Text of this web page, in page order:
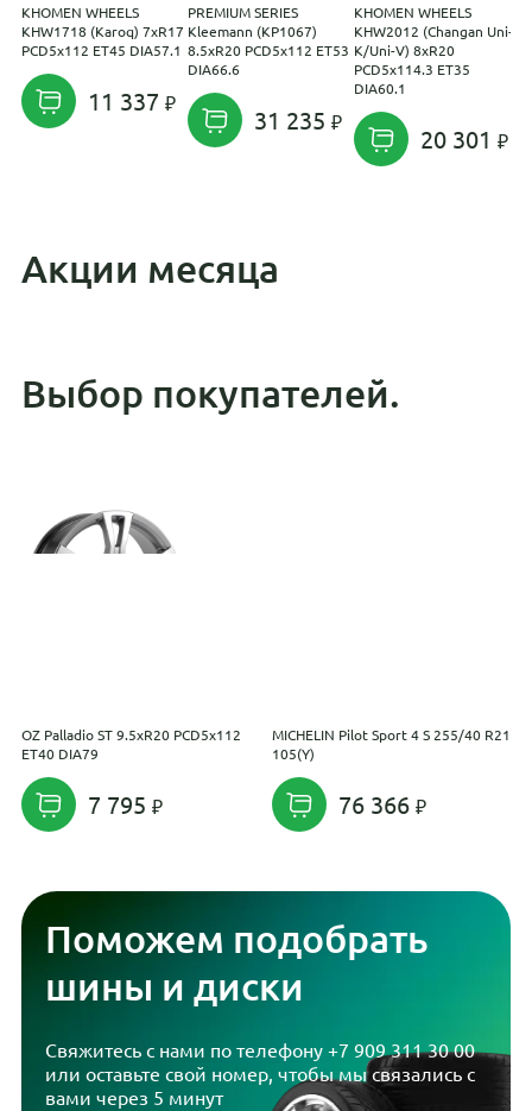
KHOMEN WHEELS
KHW1718 (Karoq) 7xR17
PCD5x112 ET45 DIA57.1
11 337
PREMIUM SERIES
Kleemann (КР1067)
8.5xR20 PCD5x112 ET53
DIA66.6
31 235
KHOMEN WHEELS
KHW2012 (Changan Uni-
K/Uni-V) 8xR20
PCD5x114.3 ET35
DIA60.1
20 301
Акции месяца
Выбор покупателей.
OZ Palladio ST 9.5xR20 PCD5x112
ET40 DIA79
7 795
MICHELIN Pilot Sport 4 S 255/40 R21
105(Y)
76 366
Поможем подобрать
шины и диски
Свяжитесь с нами по телефону +7 909 311 30 00
или оставьте свой номер, чтобы мы связались с
вами через 5 минут